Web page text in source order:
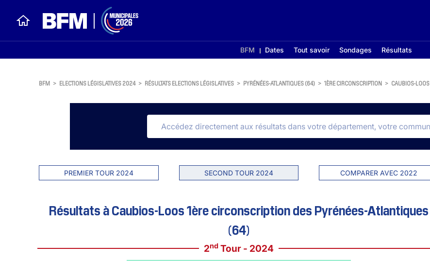
BFM Dates Tout savoir Sondages Résultats
BFM > ELECTIONS LÉGISLATIVES 2024 > RÉSULTATS ELECTIONS LÉGISLATIVES > PYRÉNÉES-ATLANTIQUES (64) > 1ÈRE CIRCONSCRIPTION > CAUBIOS-LOOS
PREMIER TOUR 2024 SECOND TOUR 2024 COMPARER AVEC 2022
Résultats à Caubios-Loos 1ère circonscription des Pyrénées-Atlantiques
(64)
2nd Tour - 2024